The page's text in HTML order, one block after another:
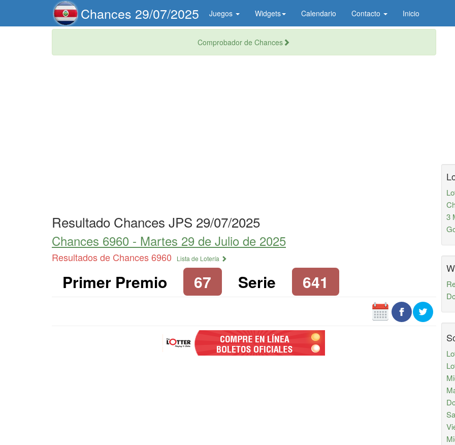
Chances 29/07/2025 Juegos Widgets Calendario Contacto Inicio
Comprobador de Chances
Resultado Chances JPS 29/07/2025
Chances 6960 - Martes 29 de Julio de 2025
Resultados de Chances 6960 Lista de Lotería
Primer Premio 67 Serie 641
3